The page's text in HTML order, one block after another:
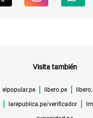
Visita también
elpopular.pe libero.pe
larepublica.pe/verificador